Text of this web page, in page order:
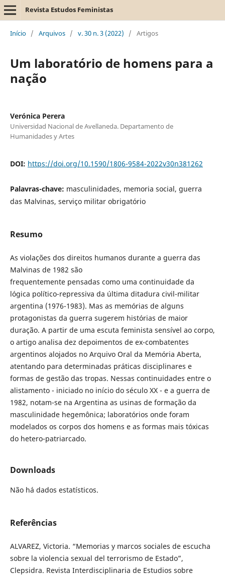
Revista Estudos Feministas
Início / Arquivos / v. 30 n. 3 (2022) / Artigos
Um laboratório de homens para a
nação
Verónica Perera
Universidad Nacional de Avellaneda. Departamento de
Humanidades y Artes
DOI: https://doi.org/10.1590/1806-9584-2022v30n381262
Palavras-chave: masculinidades, memoria social, guerra
das Malvinas, serviço militar obrigatório
Resumo
As violações dos direitos humanos durante a guerra das
Malvinas de 1982 são
frequentemente pensadas como uma continuidade da
lógica político-repressiva da última ditadura civil-militar
argentina (1976-1983). Mas as memórias de alguns
protagonistas da guerra sugerem histórias de maior
duração. A partir de uma escuta feminista sensível ao corpo,
o artigo analisa dez depoimentos de ex-combatentes
argentinos alojados no Arquivo Oral da Memória Aberta,
atentando para determinadas práticas disciplinares e
formas de gestão das tropas. Nessas continuidades entre o
alistamento - iniciado no início do século XX - e a guerra de
1982, notam-se na Argentina as usinas de formação da
masculinidade hegemônica; laboratórios onde foram
modelados os corpos dos homens e as formas mais tóxicas
do hetero-patriarcado.
Downloads
Não há dados estatísticos.
Referências
ALVAREZ, Victoria. “Memorias y marcos sociales de escucha
sobre la violencia sexual del terrorismo de Estado”,
Clepsidra. Revista Interdisciplinaria de Estudios sobre